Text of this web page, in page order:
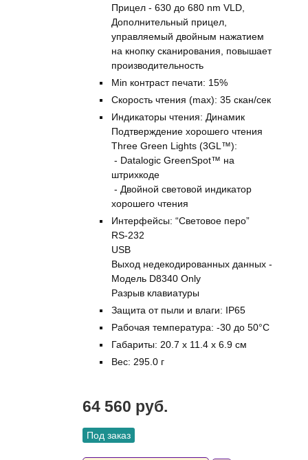
Прицел - 630 до 680 nm VLD,
Дополнительный прицел,
управляемый двойным нажатием
на кнопку сканирования, повышает
производительность
Min контраст печати: 15%
Скорость чтения (max): 35 скан/сек
Индикаторы чтения: Динамик
Подтверждение хорошего чтения
Three Green Lights (3GL™):
- Datalogic GreenSpot™ на
штрихкоде
- Двойной световой индикатор
хорошего чтения
Интерфейсы: “Световое перо”
RS-232
USB
Выход недекодированных данных -
Модель D8340 Only
Разрыв клавиатуры
Защита от пыли и влаги: IP65
Рабочая температура: -30 до 50°C
Габариты: 20.7 x 11.4 x 6.9 см
Вес: 295.0 г
64 560 руб.
Под заказ